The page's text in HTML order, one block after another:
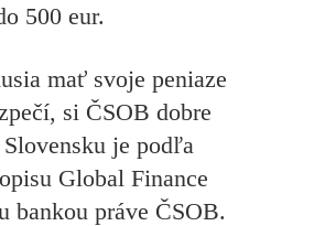
500 eur.
mať svoje peniaze
si ČSOB dobre
je podľa
Global Finance
bankou práve ČSOB.